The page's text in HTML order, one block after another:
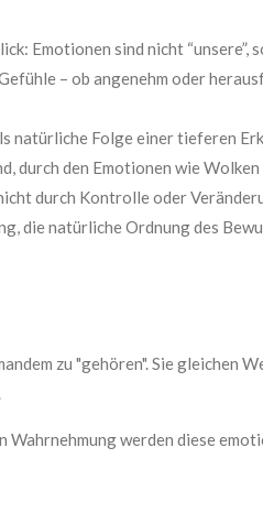
Emotionen sind nicht “unsere”,
– ob angenehm oder
natürliche Folge einer tieferen
durch den Emotionen wie Wolken
durch Kontrolle oder
die natürliche Ordnung des
zu "gehören". Sie gleichen
werden diese